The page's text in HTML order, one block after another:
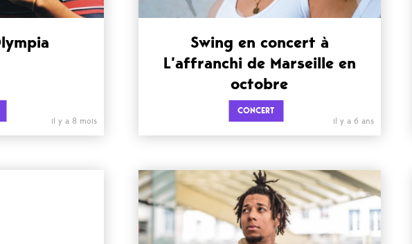
il y a 8 mois
Swing en concert à
L’affranchi de Marseille en
octobre
CONCERT
il y a 6 ans